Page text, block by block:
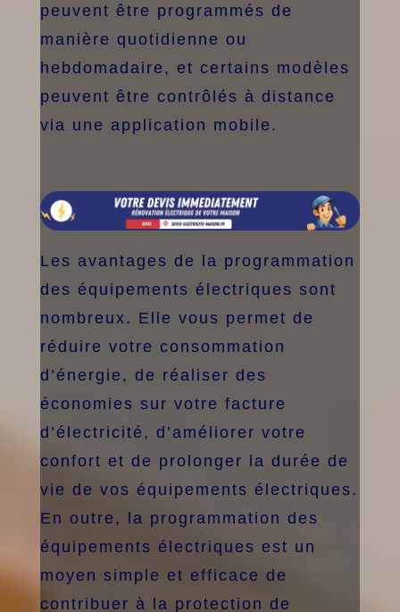
peuvent être programmés de
manière quotidienne ou
hebdomadaire, et certains modèles
peuvent être contrôlés à distance
via une application mobile.
Les avantages de la programmation
des équipements électriques sont
nombreux. Elle vous permet de
réduire votre consommation
d’énergie, de réaliser des
économies sur votre facture
d’électricité, d’améliorer votre
confort et de prolonger la durée de
vie de vos équipements électriques.
En outre, la programmation des
équipements électriques est un
moyen simple et efficace de
contribuer à la protection de